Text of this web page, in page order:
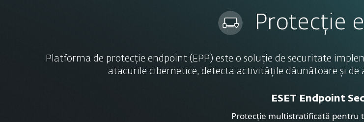
Protecție
Platforma de protecție endpoint (EPP) este o soluție de securitate
atacurile cibernetice, detecta activitățile dăunătoare și
ESET Endpoint
Protecție multistratificată pentru